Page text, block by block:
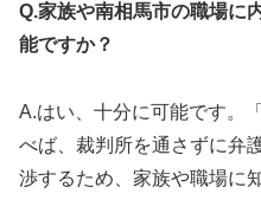
Q.家族や南相馬市の職場に
能ですか？
A.はい、十分に可能です。
べば、裁判所を通さずに弁
渉するため、家族や職場に